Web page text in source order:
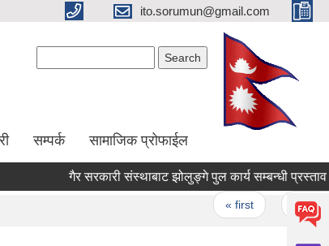
ito.sorumun@gmail.com
सम्पर्क सामाजिक प्रोफाईल
गैर सरकारी संस्थाबाट झोलुङ्गे पुल कार्य
« first ‹